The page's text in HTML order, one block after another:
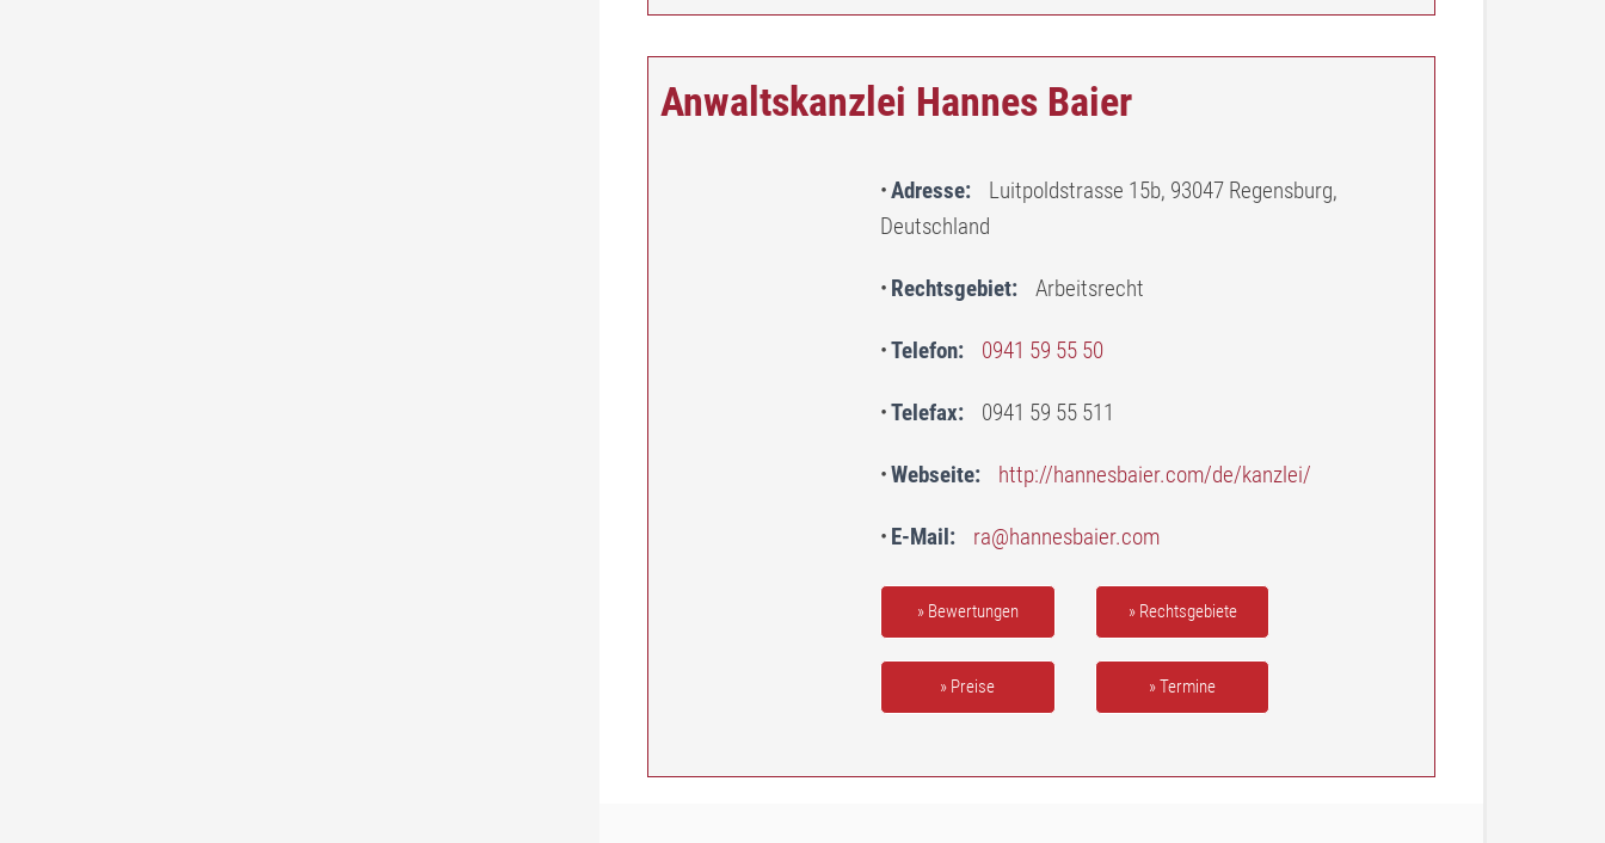
Anwaltskanzlei Hannes Baier
Adresse
Luitpoldstrasse 15b, 93047 Regensburg,
Deutschland
Rechtsgebiet Arbeitsrecht
Telefon 0941 59 55 50
Telefax 0941 59 55 511
Webseite http://hannesbaier.com/de/kanzlei/
E-Mail ra@hannesbaier.com
» Bewertungen » Rechtsgebiete
» Preise » Termine